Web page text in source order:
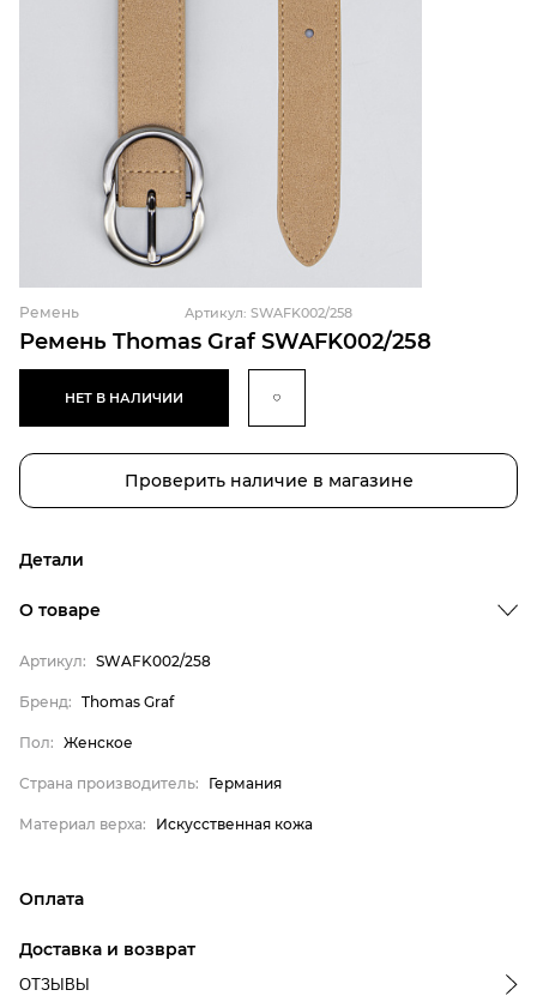
Ремень Thomas Graf SWAFK002/258
Ремень Артикул: SWAFK002/258
НЕТ В НАЛИЧИИ
Проверить наличие в магазине
Детали
Thomas Graf
О товаре
Артикул: SWAFK002/258
Бренд: Thomas Graf
Пол: Женское
Страна производитель: Германия
Материал верха: Искусственная кожа
Оплата
магазина
Доставка и возврат
ОТЗЫВЫ